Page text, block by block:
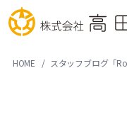
HOME スタッフブログ「